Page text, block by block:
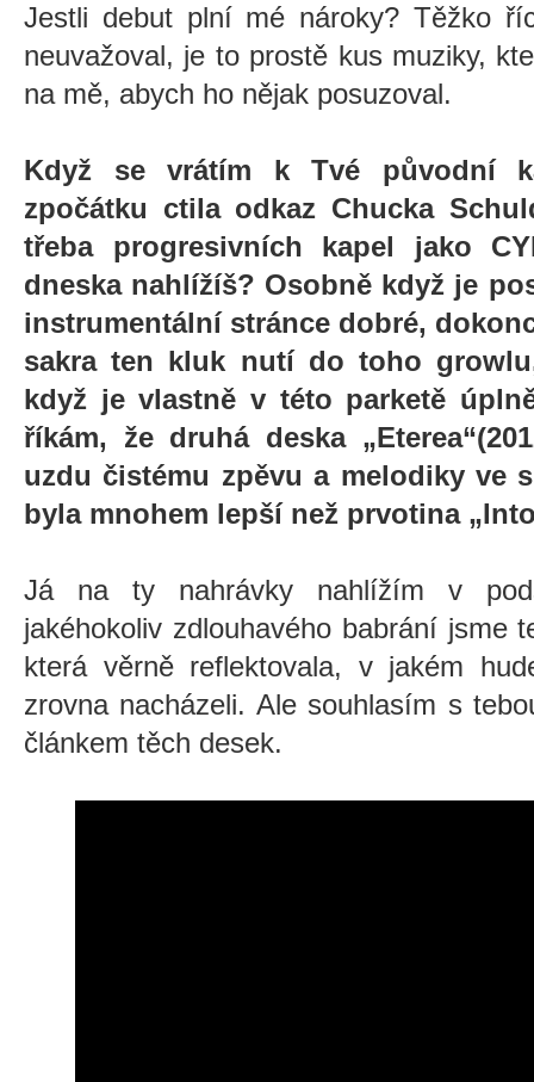
Jestli debut plní mé nároky? Těžko
neuvažoval, je to prostě kus muziky,
na mě, abych ho nějak posuzoval.
Když se vrátím k Tvé původní
zpočátku ctila odkaz Chucka
třeba progresivních kapel jako
dneska nahlížíš? Osobně když je
instrumentální stránce dobré,
sakra ten kluk nutí do toho
když je vlastně v této parketě
říkám, že druhá deska
uzdu čistému zpěvu a melodiky ve
byla mnohem lepší než prvotina
Já na ty nahrávky nahlížím v
jakéhokoliv zdlouhavého babrání jsme
která věrně reflektovala, v jakém
zrovna nacházeli. Ale souhlasím s
článkem těch desek.